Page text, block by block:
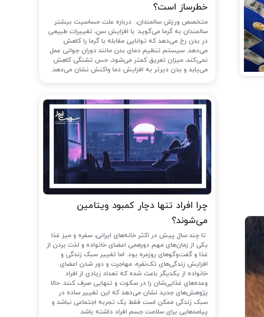
خطرساز است؟
متخصص ورزش سالمندان، درباره علت حساسیت بیشتر
سالمندان به گرما می‌گوید: با افزایش سن، تغییرات طبیعی
در بدن رخ می‌دهد که توانایی مقابله با گرما را کاهش
می‌دهد. سیستم تنظیم دمای بدن مانند دوران جوانی عمل
نمی‌کند، میزان تعریق کمتر می‌شود، حس تشنگی کاهش
می‌یابد و بدن دیرتر به افزایش دما واکنش نشان می‌دهد.
چرا افراد تنها دچار کمبود ویتامین
می‌شوند؟
تا چند سال پیش در اکثر خانه‌های ایرانی، سفره و میز غذا
یکی از زمان‌های مهم دورهمی اعضای خانواده و لذت بردن از
غذا و گفت‌وگوهای روزمره بود. اما تغییر سبک زندگی و
افزایش زندگی‌های تک‌نفره، مهاجرت و دور شدن اعضای
خانواده از یکدیگر باعث شده که تعداد زیادی از افراد
وعده‌های غذایی‌شان را در سکوت و تنهایی صرف کنند. حالا
پژوهش‌های جدید نشان می‌دهد که این تغییر ساده در
سبک زندگی ممکن است فقط یک تجربه اجتماعی نباشد و
پیامدهایی برای سلامت جسم افراد داشته باشد.